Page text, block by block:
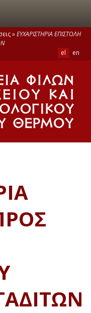
»ΕΥΧΑΡΙΣΤΗΡΙΑ ΕΠΙΣΤΟΛΗ
el
en